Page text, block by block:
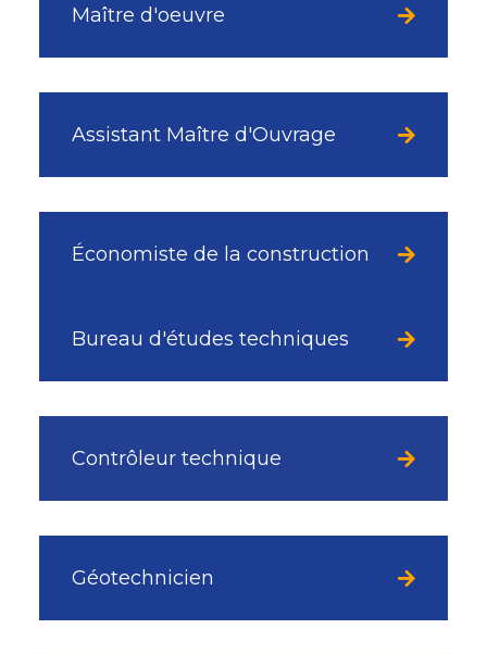
Maître d'oeuvre
Assistant Maître d'Ouvrage
Économiste de la construction
Bureau d'études techniques
Contrôleur technique
Géotechnicien